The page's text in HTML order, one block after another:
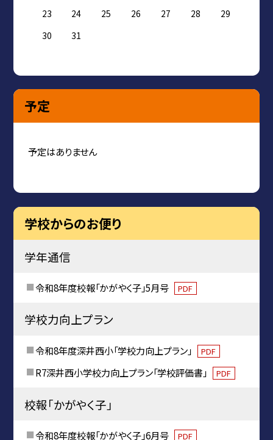
23
24 25 26 27 28
29
30
31
予定
予定はありません
学校からのお便り
学年通信
令和8年度校報「かがやく子」5月号 PDF
学校力向上プラン
令和8年度深井西小「学校力向上プラン」 PDF
R7深井西小学校力向上プラン「学校評価書」 PDF
校報「かがやく子」
令和8年度校報「かがやく子」6月号 PDF